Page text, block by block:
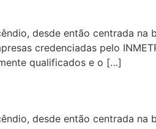
desde então centrada
credenciadas pelo
qualificados e o […]
desde então centrada